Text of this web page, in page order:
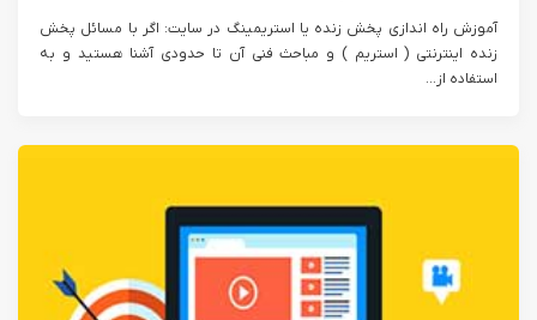
آموزش راه اندازی پخش زنده یا استریمینگ در سایت: اگر با مسائل پخش
زنده اینترنتی ( استریم ) و مباحث فنی آن تا حدودی آشنا هستید و به
استفاده از...